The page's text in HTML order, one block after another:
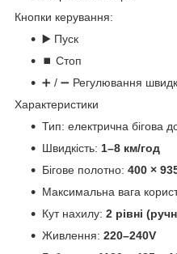
Кнопки керування:
▶️ Пуск
⏹ Стоп
➕ / ➖ Регулювання
Характеристики
Тип: електрична бігова
Швидкість: 1–8 км/год
Бігове полотно: 400 ×
Максимальна вага
Кут нахилу: 2 рівні
Живлення: 220–240V